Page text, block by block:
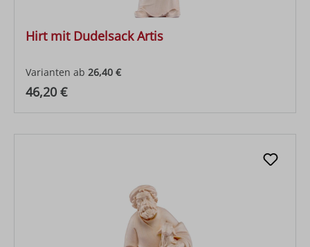
Hirt mit Dudelsack Artis
Varianten ab 26,40 €
Regulärer Preis:
46,20 €